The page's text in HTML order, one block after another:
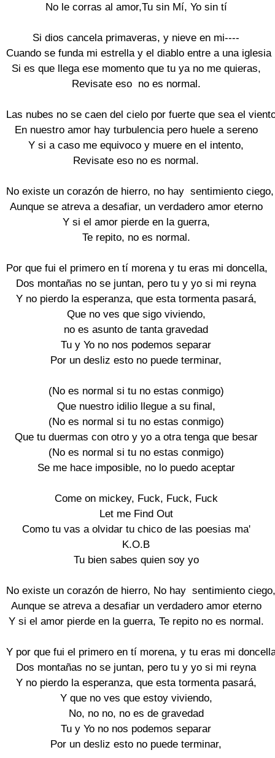
No le corras al amor,Tu sin Mí, Yo sin tí
Si dios cancela primaveras, y nieve en mi----
Cuando se funda mi estrella y el diablo entre a una iglesia
Si es que llega ese momento que tu ya no me quieras,
Revisate eso  no es normal.
Las nubes no se caen del cielo por fuerte que sea el
En nuestro amor hay turbulencia pero huele a sereno
Y si a caso me equivoco y muere en el intento,
Revisate eso no es normal.
No existe un corazón de hierro, no hay  sentimiento ciego,
Aunque se atreva a desafiar, un verdadero amor eterno
Y si el amor pierde en la guerra,
Te repito, no es normal.
Por que fui el primero en tí morena y tu eras mi doncella,
Dos montañas no se juntan, pero tu y yo si mi reyna
Y no pierdo la esperanza, que esta tormenta pasará,
Que no ves que sigo viviendo,
no es asunto de tanta gravedad
Tu y Yo no nos podemos separar
Por un desliz esto no puede terminar,
(No es normal si tu no estas conmigo)
Que nuestro idilio llegue a su final,
(No es normal si tu no estas conmigo)
Que tu duermas con otro y yo a otra tenga que besar
(No es normal si tu no estas conmigo)
Se me hace imposible, no lo puedo aceptar
Come on mickey, Fuck, Fuck, Fuck
Let me Find Out
Como tu vas a olvidar tu chico de las poesias ma'
K.O.B
Tu bien sabes quien soy yo
No existe un corazón de hierro, No hay  sentimiento ciego,
Aunque se atreva a desafiar un verdadero amor eterno
Y si el amor pierde en la guerra, Te repito no es normal.
Y por que fui el primero en tí morena, y tu eras mi
Dos montañas no se juntan, pero tu y yo si mi reyna
Y no pierdo la esperanza, que esta tormenta pasará,
Y que no ves que estoy viviendo,
No, no no, no es de gravedad
Tu y Yo no nos podemos separar
Por un desliz esto no puede terminar,